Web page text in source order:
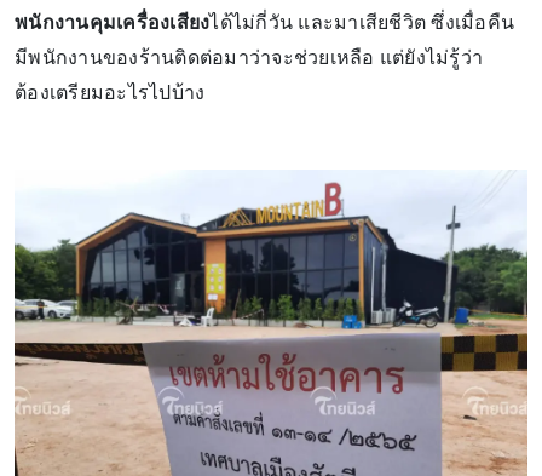
พนักงานคุมเครื่องเสียงได้ไม่กี่วัน และมาเสียชีวิต ซึ่งเมื่อคืน
มีพนักงานของร้านติดต่อมาว่าจะช่วยเหลือ แต่ยังไม่รู้ว่า
ต้องเตรียมอะไรไปบ้าง